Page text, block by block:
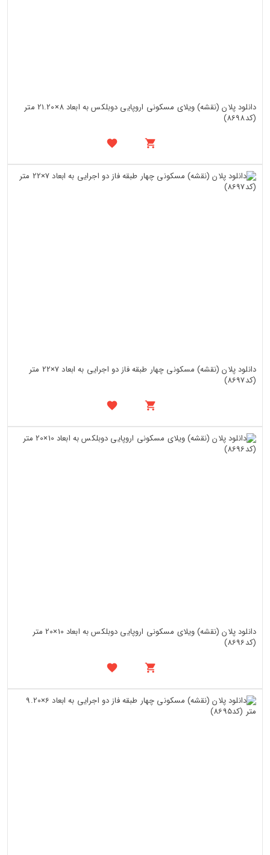
دانلود پلان (نقشه) ویلای مسکونی اروپایی دوبلکس به ابعاد 8×21.20 متر
(کد8698)
دانلود پلان (نقشه) مسکونی چهار طبقه فاز دو اجرایی به ابعاد 7×22 متر
(کد8697)
دانلود پلان (نقشه) ویلای مسکونی اروپایی دوبلکس به ابعاد 10×20 متر
(کد8696)